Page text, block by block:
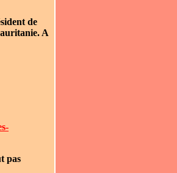
de
A
pas